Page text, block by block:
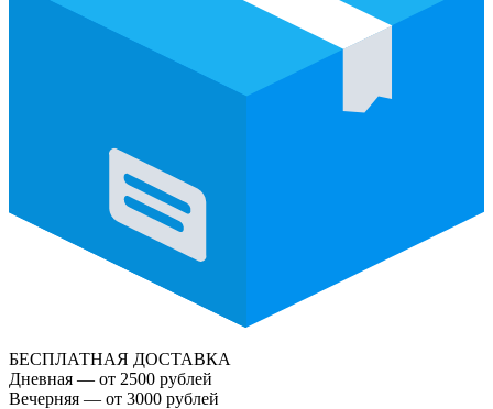
БЕСПЛАТНАЯ ДОСТАВКА
Дневная — от 2500 рублей
Вечерняя — от 3000 рублей